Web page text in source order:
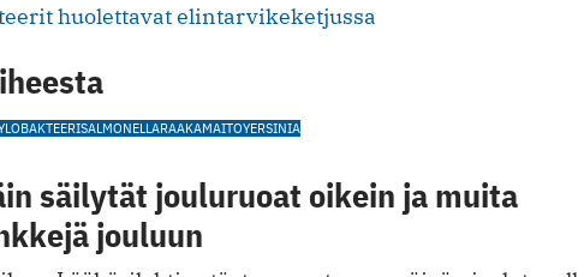
huolettavat elintarvikeketjussa
SALMONELLARAAKAMAITOYERSINIA
säilytät jouluruoat oikein ja muita
jouluun